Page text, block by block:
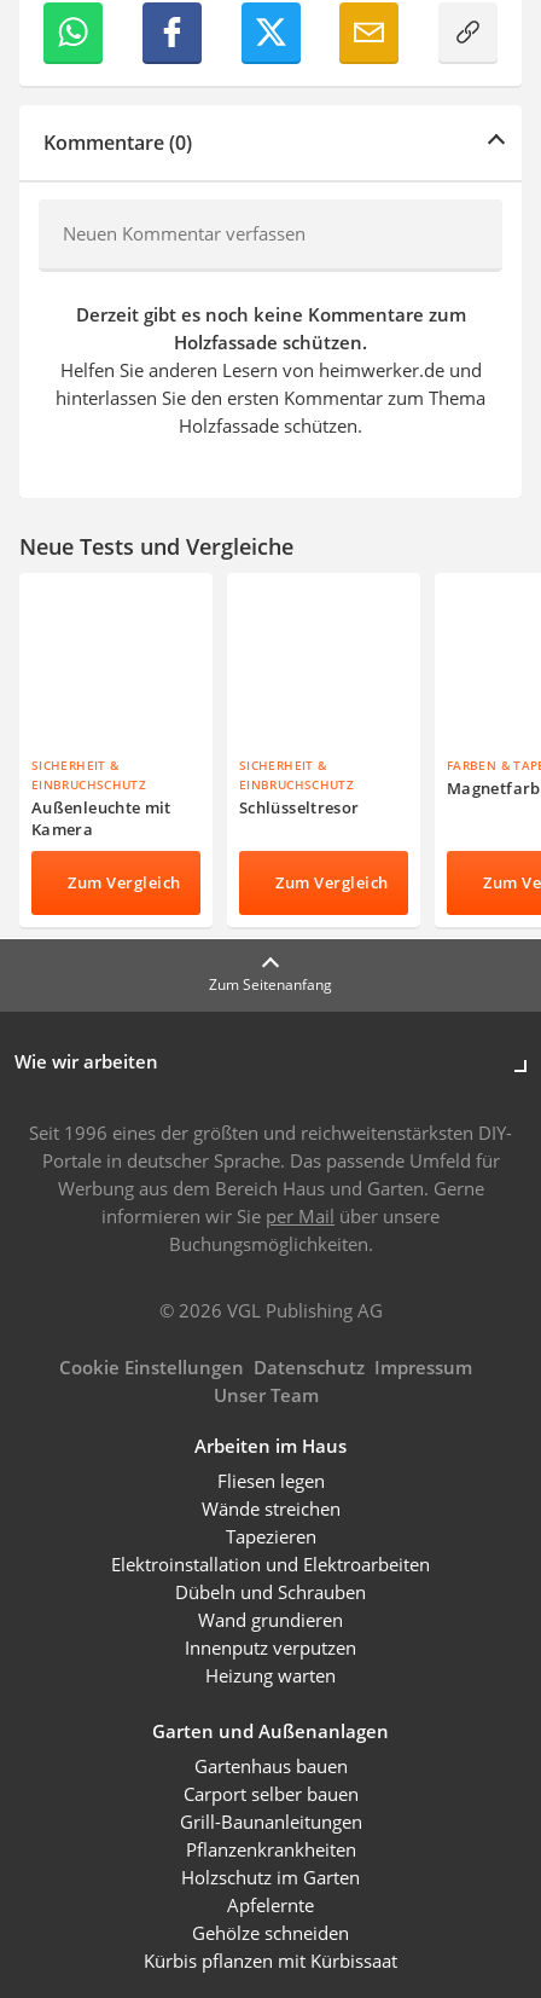
Kommentare (0)
Neuen Kommentar verfassen
Derzeit gibt es noch keine Kommentare zum
Holzfassade schützen.
Helfen Sie anderen Lesern von heimwerker.de und
hinterlassen Sie den ersten Kommentar zum Thema
Holzfassade schützen.
Neue Tests und Vergleiche
SICHERHEIT &
EINBRUCHSCHUTZ
Außenleuchte mit
Kamera
Zum Vergleich
SICHERHEIT &
EINBRUCHSCHUTZ
Schlüsseltresor
Zum Vergleich
FARBEN &
Zum
Zum Seitenanfang
Wie wir arbeiten
Seit 1996 eines der größten und reichweitenstärksten DIY-
Portale in deutscher Sprache. Das passende Umfeld für
Werbung aus dem Bereich Haus und Garten. Gerne
informieren wir Sie per Mail über unsere
Buchungsmöglichkeiten.
© 2026 VGL Publishing AG
Cookie Einstellungen Datenschutz Impressum
Unser Team
Arbeiten im Haus
Fliesen legen
Wände streichen
Tapezieren
Elektroinstallation und Elektroarbeiten
Dübeln und Schrauben
Wand grundieren
Innenputz verputzen
Heizung warten
Garten und Außenanlagen
Gartenhaus bauen
Carport selber bauen
Grill-Baunanleitungen
Pflanzenkrankheiten
Holzschutz im Garten
Apfelernte
Gehölze schneiden
Kürbis pflanzen mit Kürbissaat